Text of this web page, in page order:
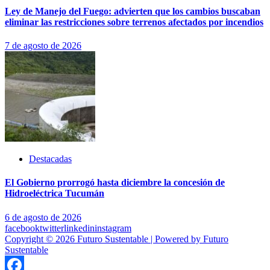
Ley de Manejo del Fuego: advierten que los cambios buscaban
eliminar las restricciones sobre terrenos afectados por incendios
7 de agosto de 2026
Destacadas
El Gobierno prorrogó hasta diciembre la concesión de
Hidroeléctrica Tucumán
6 de agosto de 2026
facebooktwitterlinkedininstagram
Copyright © 2026 Futuro Sustentable | Powered by Futuro
Sustentable